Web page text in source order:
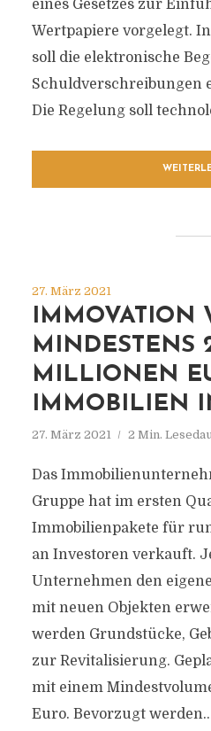
eines Gesetzes zur
Wertpapiere vorgelegt.
soll die elektronische
Schuldverschreibungen
Die Regelung soll
27. März 2021
IMMOVATION
MINDESTENS
MILLIONEN
IMMOBILIEN
27. März 2021 2 Min.
Das
Gruppe hat im ersten
Immobilienpakete für
an Investoren verkauft.
Unternehmen den
mit neuen Objekten
werden Grundstücke,
zur Revitalisierung.
mit einem
Euro. Bevorzugt